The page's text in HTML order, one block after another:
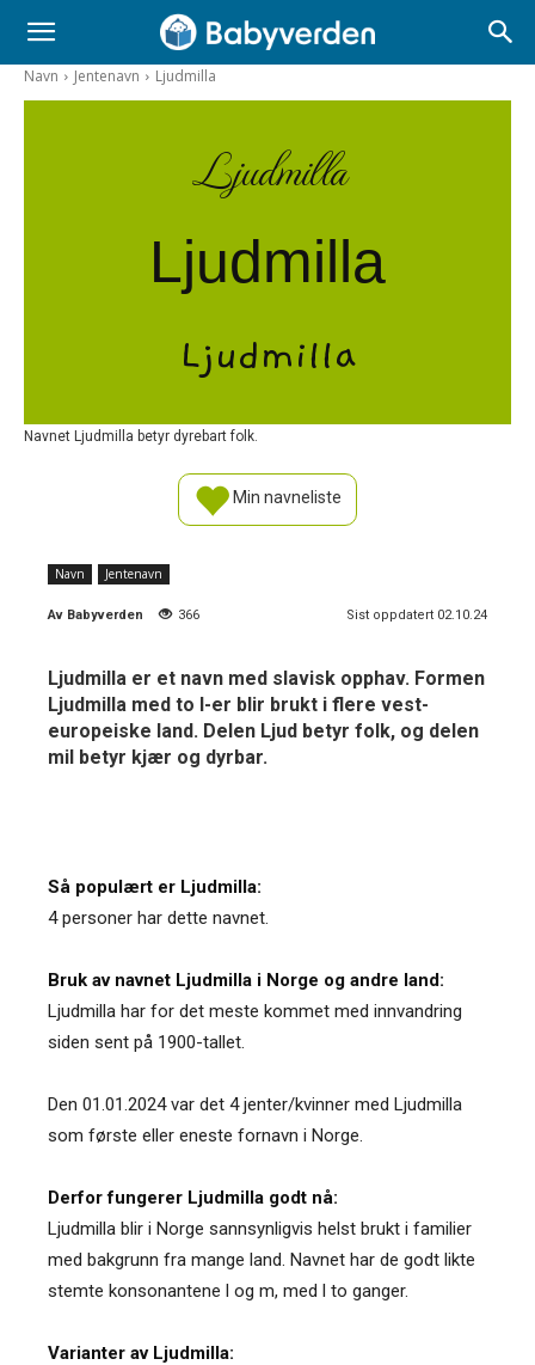
Navn Jentenavn Ljudmilla
Ljudmilla
Ljudmilla
Ljudmilla
Navnet Ljudmilla betyr dyrebart folk.
Min navneliste
Navn Jentenavn
Av Babyverden 366 Sist oppdatert 02.10.24
Ljudmilla er et navn med slavisk opphav. Formen
Ljudmilla med to l-er blir brukt i flere vest-
europeiske land. Delen Ljud betyr folk, og delen
mil betyr kjær og dyrbar.
Så populært er Ljudmilla:
4 personer har dette navnet.
Bruk av navnet Ljudmilla i Norge og andre land:
Ljudmilla har for det meste kommet med innvandring
siden sent på 1900-tallet.
Den 01.01.2024 var det 4 jenter/kvinner med Ljudmilla
som første eller eneste fornavn i Norge.
Derfor fungerer Ljudmilla godt nå:
Ljudmilla blir i Norge sannsynligvis helst brukt i familier
med bakgrunn fra mange land. Navnet har de godt likte
stemte konsonantene l og m, med l to ganger.
Varianter av Ljudmilla: